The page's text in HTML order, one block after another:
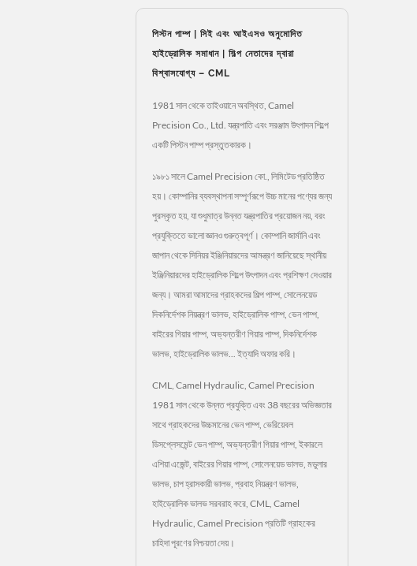
পিস্টন পাম্প | সিই এবং আইএসও অনুমোদিত
হাইড্রোলিক সমাধান | শিল্প নেতাদের দ্বারা
বিশ্বাসযোগ্য – CML
1981 সাল থেকে তাইওয়ানে অবস্থিত, Camel
Precision Co., Ltd. যন্ত্রপাতি এবং সরঞ্জাম উৎপাদন শিল্পে
একটি পিস্টন পাম্প প্রস্তুতকারক।
১৯৮১ সালে Camel Precision কো., লিমিটেড প্রতিষ্ঠিত
হয়। কোম্পানির ব্যবস্থাপনা সম্পূর্ণরূপে উচ্চ মানের পণ্যের জন্য
পুরস্কৃত হয়, যা শুধুমাত্র উন্নত যন্ত্রপাতির প্রয়োজন নয়, বরং
প্রযুক্তিতে ভালো জ্ঞানও গুরুত্বপূর্ণ। কোম্পানি জার্মানি এবং
জাপান থেকে সিনিয়র ইঞ্জিনিয়ারদের আমন্ত্রণ জানিয়েছে স্থানীয়
ইঞ্জিনিয়ারদের হাইড্রোলিক শিল্পে উৎপাদন এবং প্রশিক্ষণ দেওয়ার
জন্য। আমরা আমাদের গ্রাহকদের শিল্প পাম্প, সোলেনয়েড
দিকনির্দেশক নিয়ন্ত্রণ ভালভ, হাইড্রোলিক পাম্প, ভেন পাম্প,
বাইরের গিয়ার পাম্প, অভ্যন্তরীণ গিয়ার পাম্প, দিকনির্দেশক
ভালভ, হাইড্রোলিক ভালভ... ইত্যাদি অফার করি।
CML, Camel Hydraulic, Camel Precision
1981 সাল থেকে উন্নত প্রযুক্তি এবং 38 বছরের অভিজ্ঞতার
সাথে গ্রাহকদের উচ্চমানের ভেন পাম্প, ভেরিয়েবল
ডিসপ্লেসমেন্ট ভেন পাম্প, অভ্যন্তরীণ গিয়ার পাম্প, ইকারলে
এশিয়া এজেন্ট, বাইরের গিয়ার পাম্প, সোলেনয়েড ভালভ, মডুলার
ভালভ, চাপ হ্রাসকারী ভালভ, প্রবাহ নিয়ন্ত্রণ ভালভ,
হাইড্রোলিক ভালভ সরবরাহ করে, CML, Camel
Hydraulic, Camel Precision প্রতিটি গ্রাহকের
চাহিদা পূরণের নিশ্চয়তা দেয়।